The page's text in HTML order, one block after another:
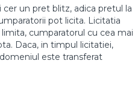
un pret blitz, adica pretul la
pot licita. Licitatia
cumparatorul cu cea mai
Daca, in timpul licitatiei,
este transferat